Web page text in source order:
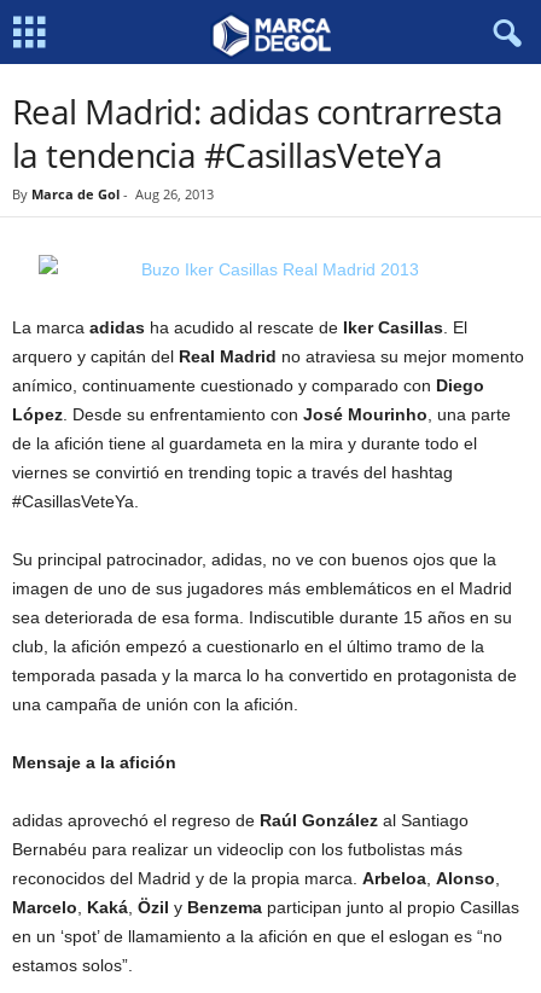
Real Madrid: adidas contrarresta
la tendencia #CasillasVeteYa
By Marca de Gol - Aug 26, 2013
La marca adidas ha acudido al rescate de Iker Casillas . El
arquero y capitán del Real Madrid no atraviesa su mejor momento
anímico, continuamente cuestionado y comparado con Diego
López . Desde su enfrentamiento con José Mourinho , una parte
de la afición tiene al guardameta en la mira y durante todo el
viernes se convirtió en trending topic a través del hashtag
#CasillasVeteYa.
Su principal patrocinador, adidas, no ve con buenos ojos que la
imagen de uno de sus jugadores más emblemáticos en el Madrid
sea deteriorada de esa forma. Indiscutible durante 15 años en su
club, la afición empezó a cuestionarlo en el último tramo de la
temporada pasada y la marca lo ha convertido en protagonista de
una campaña de unión con la afición.
Mensaje a la afición
adidas aprovechó el regreso de Raúl González al Santiago
Bernabéu para realizar un videoclip con los futbolistas más
reconocidos del Madrid y de la propia marca. Arbeloa Alonso
Marcelo
Kaká Özil y Benzema participan junto al propio Casillas
en un ‘spot’ de llamamiento a la afición en que el eslogan es “no
estamos solos”.